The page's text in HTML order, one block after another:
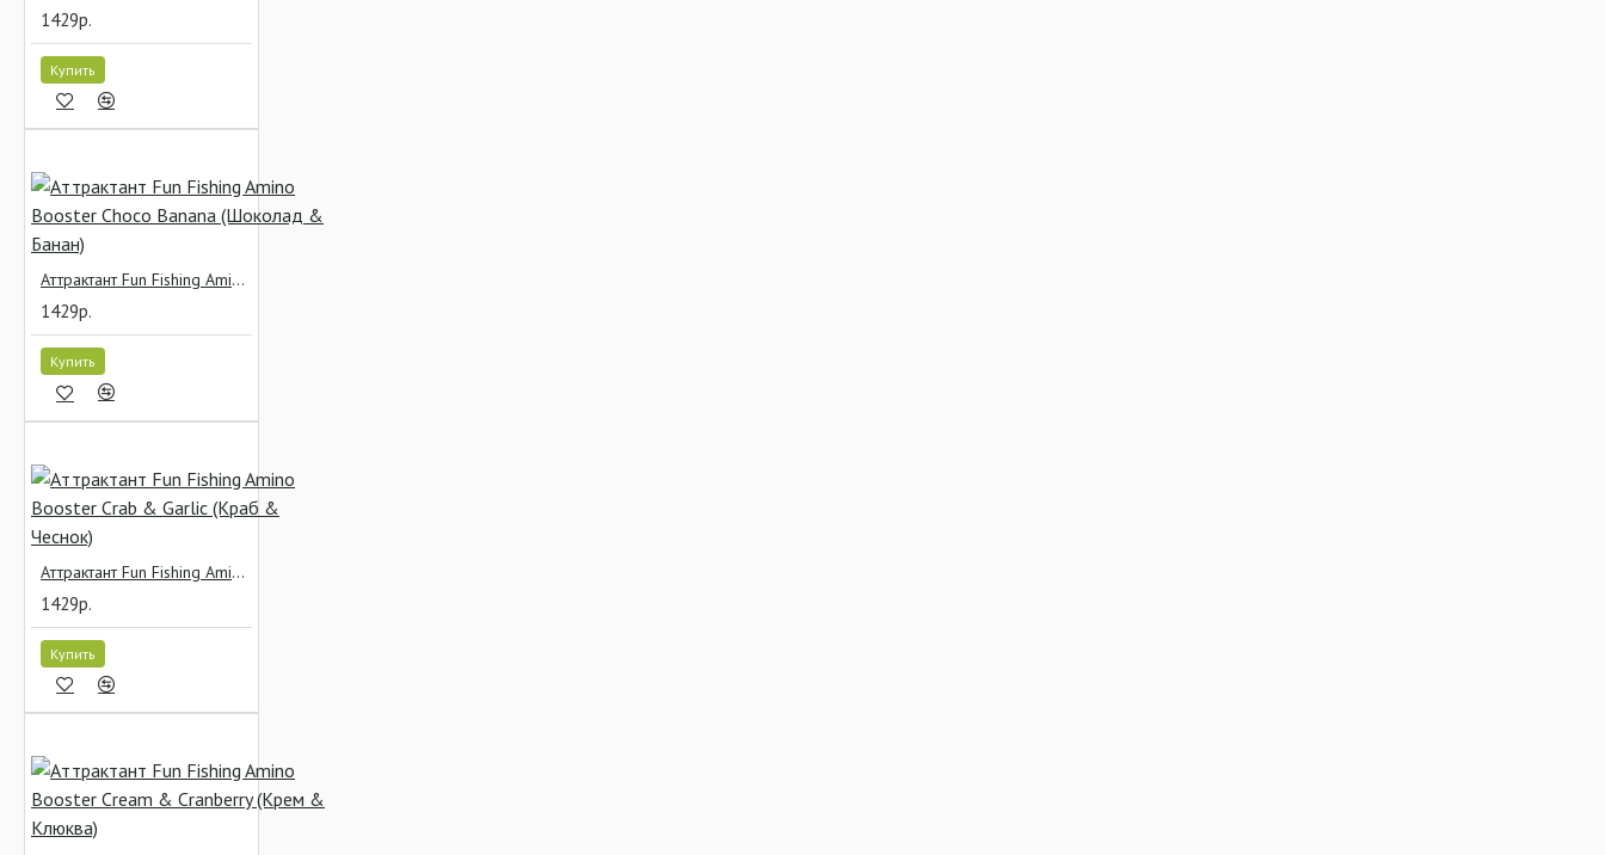
1429р.
Купить
Аттрактант Fun Fishing Amino Booster Choco Banana (Шоколад & Банан)
1429р.
Купить
Аттрактант Fun Fishing Amino Booster Crab & Garlic (Краб & Чеснок)
1429р.
Купить